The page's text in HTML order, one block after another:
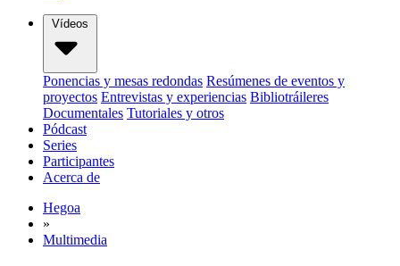
Vídeos
Ponencias y mesas redondas Resúmenes de eventos y
proyectos Entrevistas y experiencias Bibliotráileres
Documentales Tutoriales y otros
Pódcast
Series
Participantes
Acerca de
Hegoa
»
Multimedia